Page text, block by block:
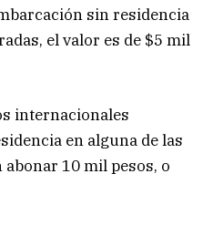
sin residencia
el valor es de $5 mil
internacionales
en alguna de las
10 mil pesos, o